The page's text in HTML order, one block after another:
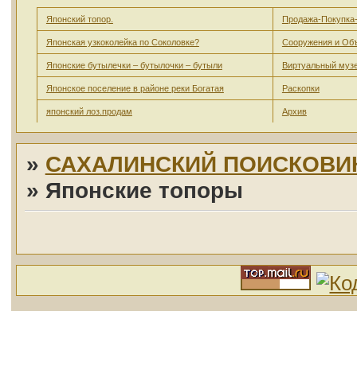
Японский топор. Продажа-
Японская узкоколейка по Соколовке? Сооружения и
Японские бутылечки – бутылочки – бутыли Виртуальный
Японское поселение в районе реки Богатая Раскопки
японский лоз.продам Архив
» САХАЛИНСКИЙ
» Японские топоры